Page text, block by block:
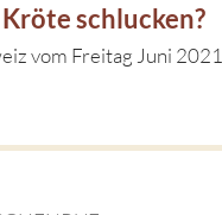
schlucken?
vom Freitag Juni 2021